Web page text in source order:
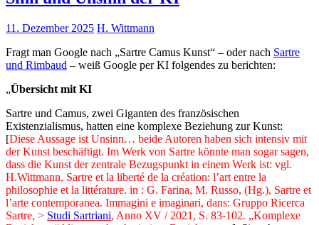
11. Dezember 2025 H. Wittmann
Fragt man Google nach „Sartre Camus Kunst“ – oder nach Sartre
und Rimbaud – weiß Google per KI folgendes zu berichten:
„Übersicht mit KI
Sartre und Camus, zwei Giganten des französischen
Existenzialismus, hatten eine komplexe Beziehung zur Kunst:
[Diese Aussage ist Unsinn… beide Autoren haben sich intensiv mit
der Kunst beschäftigt. Im Werk von Sartre könnte man sogar sagen,
dass die Kunst der zentrale Bezugspunkt in einem Werk ist: vgl.
H.Wittmann, Sartre et la liberté de la création: l’art entre la
philosophie et la littérature. in : G. Farina, M. Russo, (Hg.), Sartre et
l’arte contemporanea. Immagini e imaginari, dans: Gruppo Ricerca
Sartre, > Studi Sartriani, Anno XV / 2021, S. 83-102. „Komplexe